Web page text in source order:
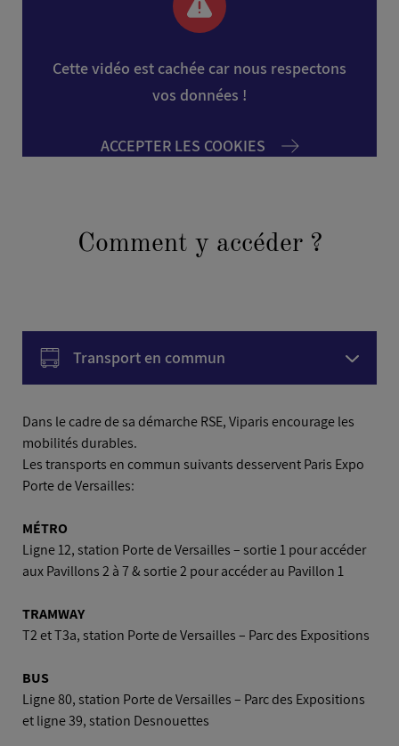
Cette vidéo est cachée car nous respectons
vos données !
ACCEPTER LES COOKIES
Comment y accéder ?
Transport en commun
Avion
Dans le cadre de sa démarche RSE, Viparis encourage les
mobilités durables.
Les transports en commun suivants desservent Paris Expo
Porte de Versailles:
MÉTRO
Ligne 12, station Porte de Versailles – sortie 1 pour accéder
aux Pavillons 2 à 7 & sortie 2 pour accéder au Pavillon 1
TRAMWAY
T2 et T3a, station Porte de Versailles – Parc des Expositions
BUS
Ligne 80, station Porte de Versailles – Parc des Expositions
et ligne 39, station Desnouettes